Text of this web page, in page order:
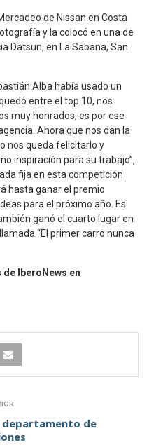
de Nissan en Costa
y la colocó en una de
Datsun, en La Sabana, San
Alba había usado un
entre el top 10, nos
muy honrados, es por ese
Ahora que nos dan la
nos queda felicitarlo y
inspiración para su trabajo”,
fija en esta competición
hasta ganar el premio
para el próximo año. Es
ganó el cuarto lugar en
“El primer carro nunca
IberoNews en
departamento de